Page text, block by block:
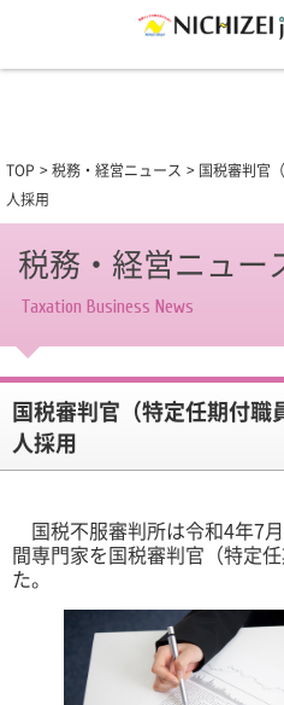
TOP 税務・経営ニュース
国税審判官
人採用
税務・経営ニュー
Taxation Business News
国税審判官（特定任期付
人採用
国税不服審判所は令和4年7
間専門家を国税審判官（特定
た。